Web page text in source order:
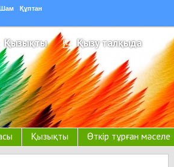
Құптан
Қызықты Қызу талқыда
Қызықты Өткір тұрған мәселе